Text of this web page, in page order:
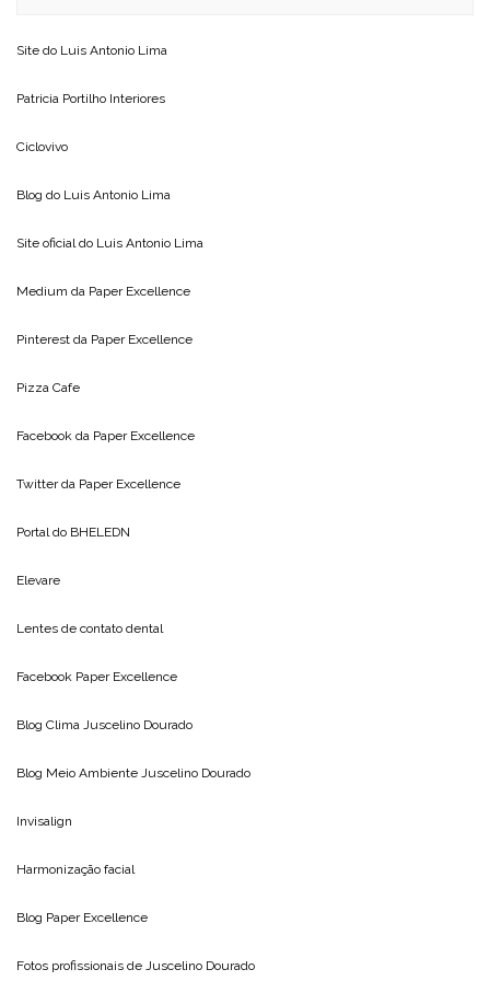
Site do Luis Antonio Lima
Patricia Portilho Interiores
Ciclovivo
Blog do Luis Antonio Lima
Site oficial do Luis Antonio Lima
Medium da Paper Excellence
Pinterest da Paper Excellence
Pizza Cafe
Facebook da Paper Excellence
Twitter da Paper Excellence
Portal do BHELEDN
Elevare
Lentes de contato dental
Facebook Paper Excellence
Blog Clima Juscelino Dourado
Blog Meio Ambiente Juscelino Dourado
Invisalign
Harmonização facial
Blog Paper Excellence
Fotos profissionais de Juscelino Dourado